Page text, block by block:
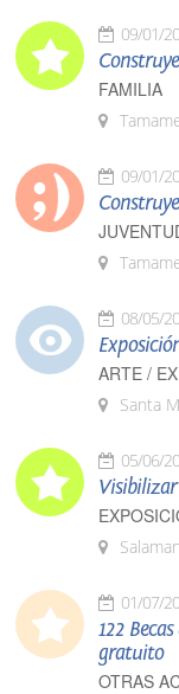
09/01/
FAMILIA
09/01/
08/05/
ARTE /
Santa
05/06/
01/07/
122
gratuito
OTRAS